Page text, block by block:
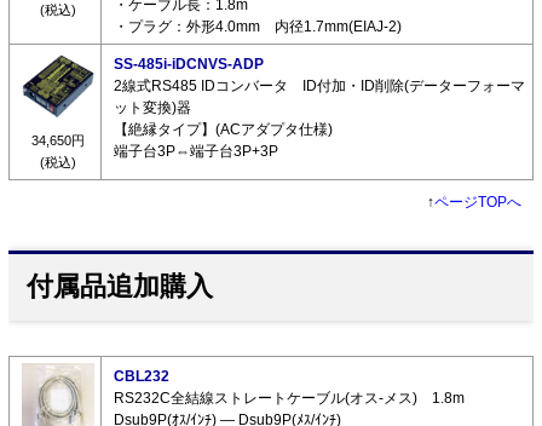
(税込)
・ケーブル長：1.8m
・プラグ：外形4.0mm 内径1.7mm(EIAJ-2)
34,650円
(税込)
SS-485i-iDCNVS-ADP
2線式RS485 IDコンバータ ID付加・ID削除(データーフォーマ
ット変換)器
【絶縁タイプ】(ACアダプタ仕様)
端子台3P⇔端子台3P+3P
↑ページTOPへ
付属品追加購入
CBL232
RS232C全結線ストレートケーブル(オス-メス) 1.8m
Dsub9P(ｵｽ/ｲﾝﾁ) ― Dsub9P(ﾒｽ/ｲﾝﾁ)